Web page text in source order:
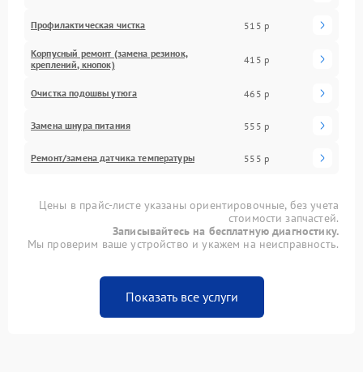
Профилактическая чистка 515 р
Корпусный ремонт (замена резинок,
креплений, кнопок)
415 р
Очистка подошвы утюга 465 р
Замена шнура питания 555 р
Ремонт/замена датчика температуры 555 р
Цены в прайс-листе указаны ориентировочные, без учета
стоимости запчастей.
Записывайтесь на бесплатную диагностику.
Мы проверим ваше устройство и укажем на неисправность.
Показать все услуги